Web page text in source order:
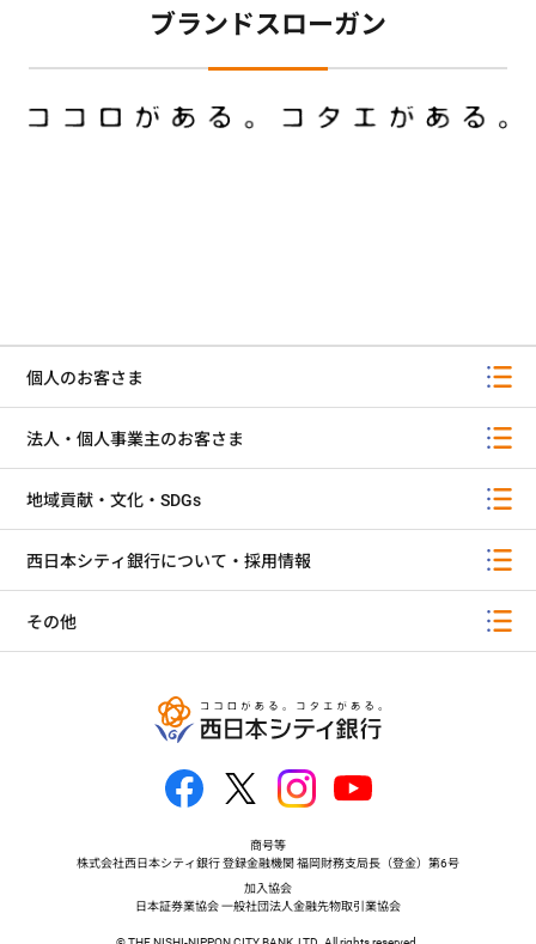
ブランドスローガン
個人のお客さま
法人・個人事業主のお客さま
地域貢献・文化・SDGs
西日本シティ銀行について・採用情報
その他
商号等
株式会社西日本シティ銀行 登録金融機関 福岡財務支局長（登金）第6号
加入協会
日本証券業協会 一般社団法人金融先物取引業協会